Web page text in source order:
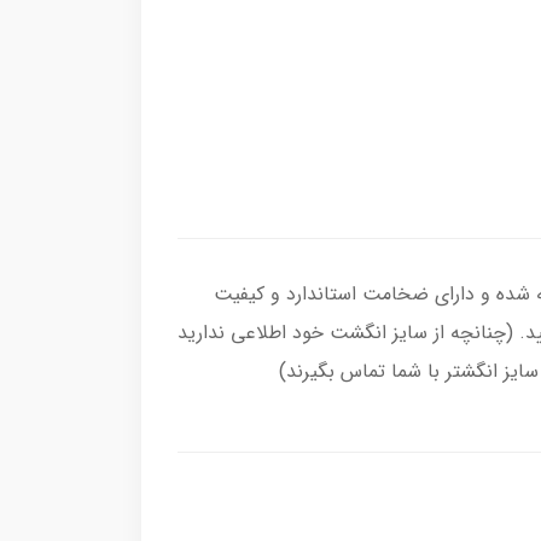
کپسولی با سنگ عقیق سبز درجه یک ، رکاب انگشتر از نقره اصل با عیار بین المللی 925 ساخته شده و دارای ضخامت استاندارد و کیفیت
(چنانچه از سایز انگشت خود اطلاعی ندارید
انگشتر با شما تماس بگیرند)